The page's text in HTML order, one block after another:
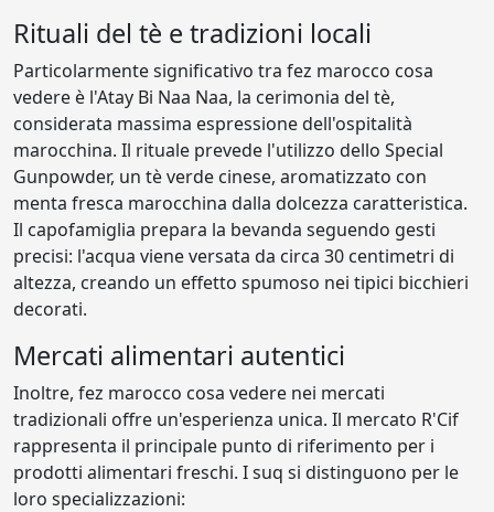
Rituali del tè e tradizioni locali
Particolarmente significativo tra fez marocco cosa
vedere è l'Atay Bi Naa Naa, la cerimonia del tè,
considerata massima espressione dell'ospitalità
marocchina. Il rituale prevede l'utilizzo dello Special
Gunpowder, un tè verde cinese, aromatizzato con
menta fresca marocchina dalla dolcezza caratteristica.
Il capofamiglia prepara la bevanda seguendo gesti
precisi: l'acqua viene versata da circa 30 centimetri di
altezza, creando un effetto spumoso nei tipici bicchieri
decorati.
Mercati alimentari autentici
Inoltre, fez marocco cosa vedere nei mercati
tradizionali offre un'esperienza unica. Il mercato R'Cif
rappresenta il principale punto di riferimento per i
prodotti alimentari freschi. I suq si distinguono per le
loro specializzazioni: